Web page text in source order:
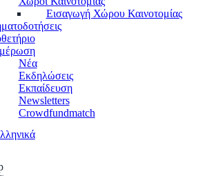
Εισαγωγή Χώρου Καινοτομίας
Νέα
Εκδηλώσεις
Εκπαίδευση
Newsletters
Crowdfundmatch